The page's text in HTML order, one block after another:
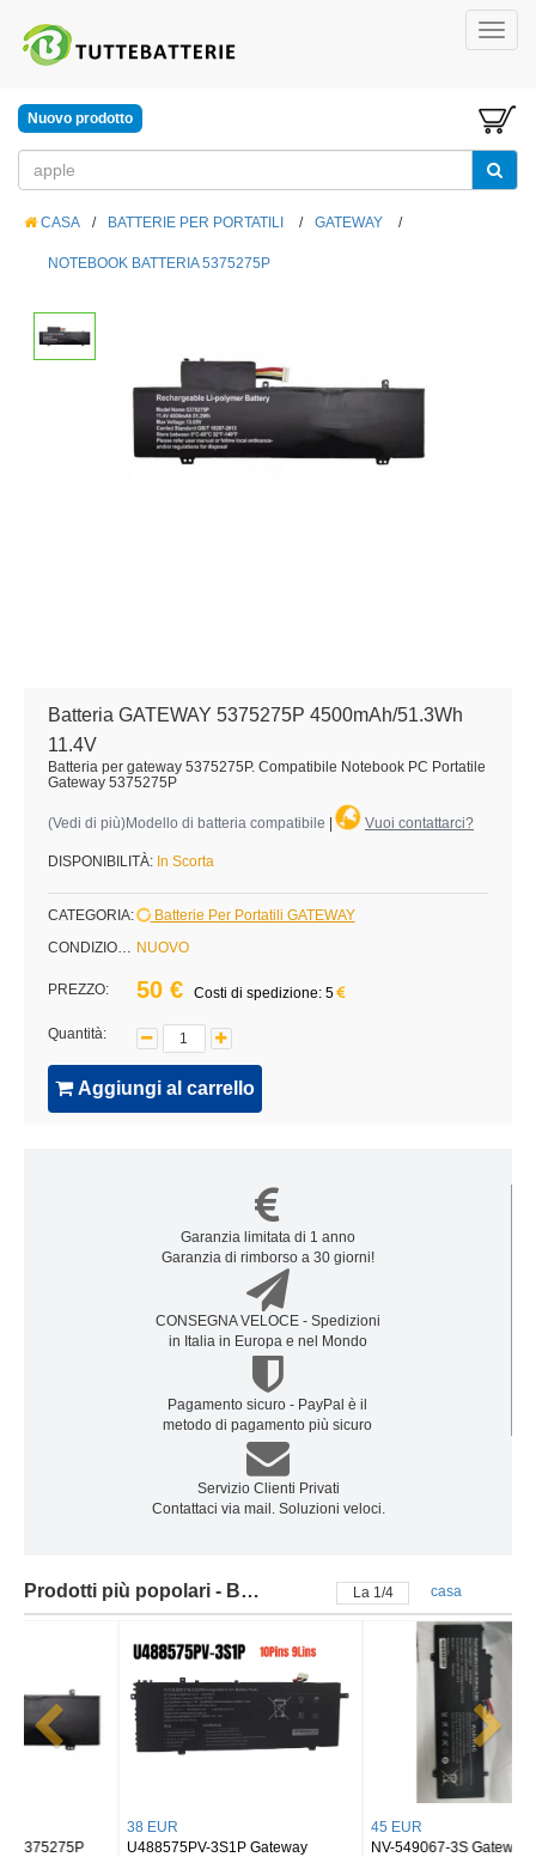
Nuovo prodotto
CASA / BATTERIE PER PORTATILI / GATEWAY /
NOTEBOOK BATTERIA 5375275P
Batteria GATEWAY 5375275P 4500mAh/51.3Wh
11.4V
Batteria per gateway 5375275P. Compatibile Notebook PC Portatile
Gateway 5375275P
(Vedi di più)Modello di batteria compatibile Vuoi contattarci?
DISPONIBILITÀ: In Scorta
CATEGORIA:
Batterie Per Portatili GATEWAY
CONDIZIONE: NUOVO
PREZZO: 50 € Costi di spedizione: 5
Quantità:
Aggiungi al carrello
Garanzia limitata di 1 anno
Garanzia di rimborso a 30 giorni!
CONSEGNA VELOCE - Spedizioni
in Italia in Europa e nel Mondo
Pagamento sicuro - PayPal è il
metodo di pagamento più sicuro
Servizio Clienti Privati
Contattaci via mail. Soluzioni veloci.
Prodotti più popolari - Batteria gateway La 2/4 casa
U488575PV-3S1P Gateway
NV-549067-3S Gateway